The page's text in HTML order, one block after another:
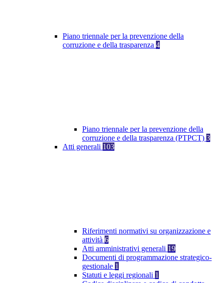
Piano triennale per la prevenzione della
corruzione e della trasparenza 4
Piano triennale per la prevenzione della
corruzione e della trasparenza (PTPCT) 3
Atti generali 103
Riferimenti normativi su organizzazione e
attività 6
Atti amministrativi generali 19
Documenti di programmazione strategico-
gestionale 1
Statuti e leggi regionali 1